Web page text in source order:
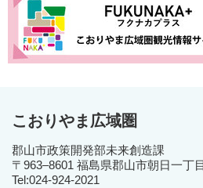
こおりやま広域圏
郡山市政策開発部未来創造課
〒963‒8601 福島県郡山市朝日一丁
Tel:024-924-2021